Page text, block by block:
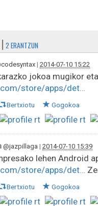
2 ERANTZUN
| 2014-07-10 15:22
jokoa mugikor
store/apps/det…
Bertxiotu Gogokoa
@jazpillaga | 2014-07-10 15:39
lehen Android
store/apps/det…
Bertxiotu Gogokoa